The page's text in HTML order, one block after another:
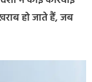
हो जाते हैं, जब